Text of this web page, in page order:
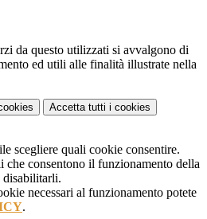
da questo utilizzati si avvalgono di
ed utili alle finalità illustrate nella
Accetta tutti i cookies
scegliere quali cookie consentire.
che consentono il funzionamento della
disabilitarli.
necessari al funzionamento potete
.